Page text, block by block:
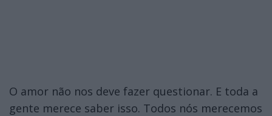
O amor não nos deve fazer questionar. E toda a
gente merece saber isso. Todos nós merecemos